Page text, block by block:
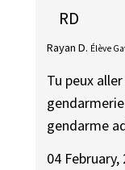
RD
Rayan D. Élève
Tu peux
gendarme
04 February,